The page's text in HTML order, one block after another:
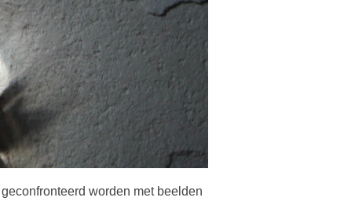
worden met beelden